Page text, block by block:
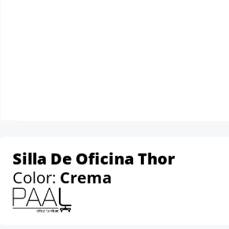
Silla De Oficina Thor
Color: Crema